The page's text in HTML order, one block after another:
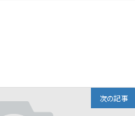
次の記事